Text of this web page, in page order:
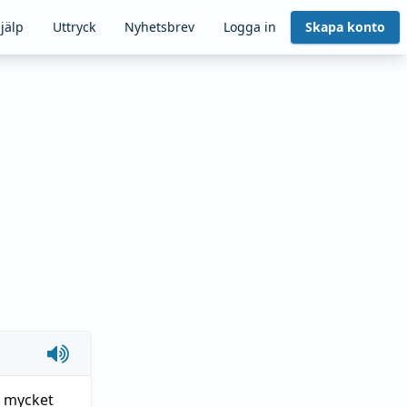
Uttryck Nyhetsbrev Logga in Skapa konto
mycket